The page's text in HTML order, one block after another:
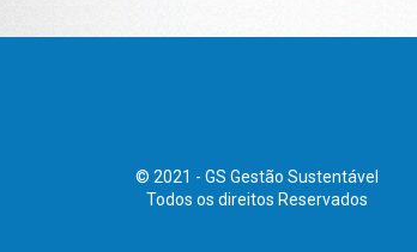
© 2021 - GS Gestão Sustentável
Todos os direitos Reservados